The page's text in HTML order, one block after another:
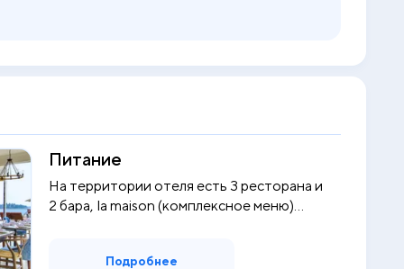
Питание
На территории отеля есть 3 ресторана и
2 бара, la maison (комплексное меню)...
Подробнее